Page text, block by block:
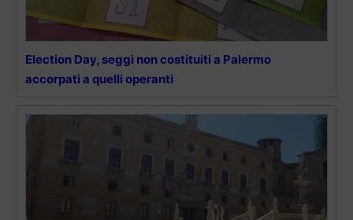
Election Day, seggi non costituiti a Palermo
accorpati a quelli operanti